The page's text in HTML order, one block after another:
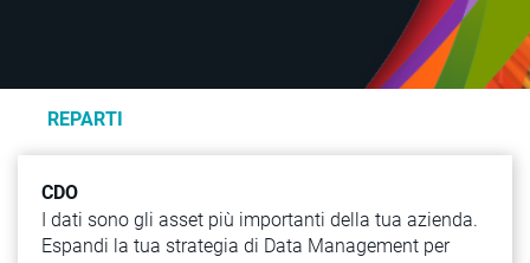
REPARTI
CDO
I dati sono gli asset più importanti della tua azienda.
Espandi la tua strategia di Data Management per